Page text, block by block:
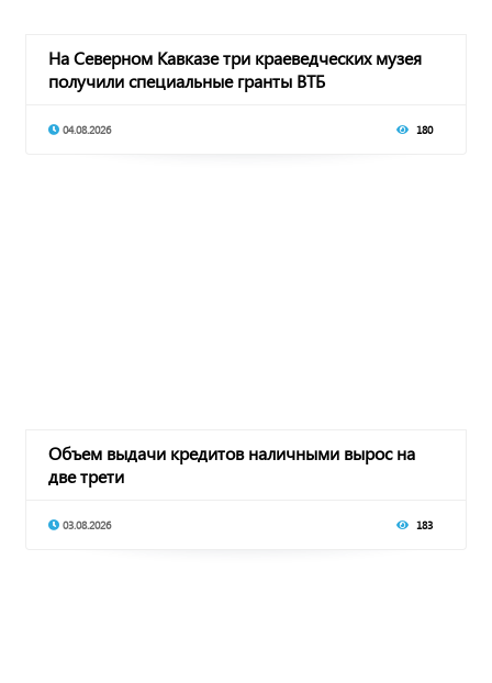
На Северном Кавказе три краеведческих музея
получили специальные гранты ВТБ
04.08.2026 180
Объем выдачи кредитов наличными вырос на
две трети
03.08.2026 183